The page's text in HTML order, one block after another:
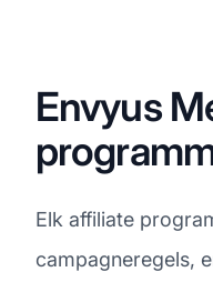
Envyus
Elk affiliate
campagneregels,